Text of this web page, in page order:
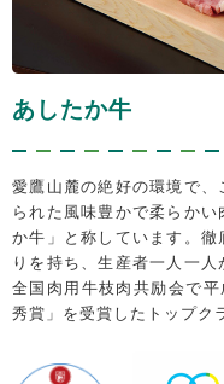
あしたか牛
愛鷹山麓の絶好の環境で
られた風味豊かで柔らか
か牛」と称しています。
りを持ち、生産者一人一人
全国肉用牛枝肉共励会で
秀賞」を受賞したトップク